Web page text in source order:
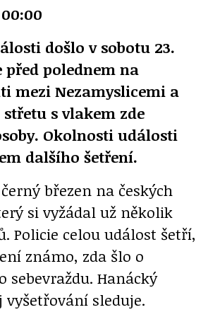
došlo v sobotu 23.
před polednem na
mezi Nezamyslicemi a
s vlakem zde
Okolnosti události
dalšího šetření.
březen na českých
si vyžádal už několik
Policie celou událost šetří,
známo, zda šlo o
sebevraždu. Hanácký
vyšetřování sleduje.